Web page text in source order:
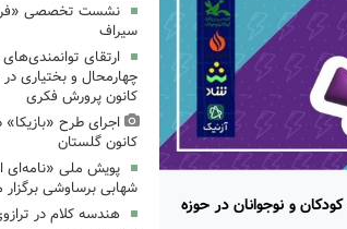
و نوجوانان در حوزه
نشست تخصصی
سیراف
ارتقای
چهارمحال و بختیاری
کانون پرورش فکری
اجرای طرح
کانون گلستان
پویش ملی «نامه‌ای
شهابی برساوشی
هندسه کلام در